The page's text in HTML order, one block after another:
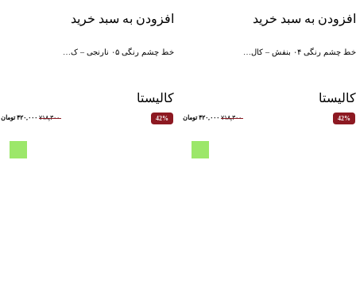
افزودن به سبد خرید
خط چشم رنگی ۰۴ بنفش – کال…
کالیستا
42% ۷۱۸,۳۰۰ ۴۲۰,۰۰۰ تومان
افزودن به سبد خرید
خط چشم رنگی ۰۵ نارنجی – ک…
کالیستا
42% ۷۱۸,۳۰۰ ۴۲۰,۰۰۰ تومان